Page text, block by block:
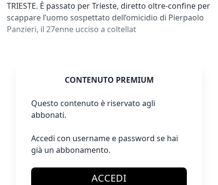
TRIESTE. È passato per Trieste, diretto oltre-confine per
scappare l’uomo sospettato dell’omicidio di Pierpaolo
Panzieri, il 27enne ucciso a coltellat
CONTENUTO PREMIUM
Questo contenuto è riservato agli
abbonati.
Accedi con username e password se hai
già un abbonamento.
ACCEDI